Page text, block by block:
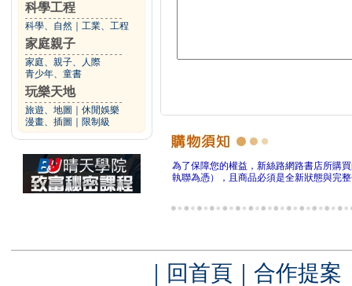
科學工程
科學、自然 工業、工程
家庭親子
家庭、親子、人際
青少年、童書
玩樂天地
旅遊、地圖
休閒娛樂
漫畫、插圖
限制級
為了保障您的權益，新絲路網路書店所購
執聯為憑），且商品必須是全新狀態與完
｜ 回首頁 ｜ 合作提案